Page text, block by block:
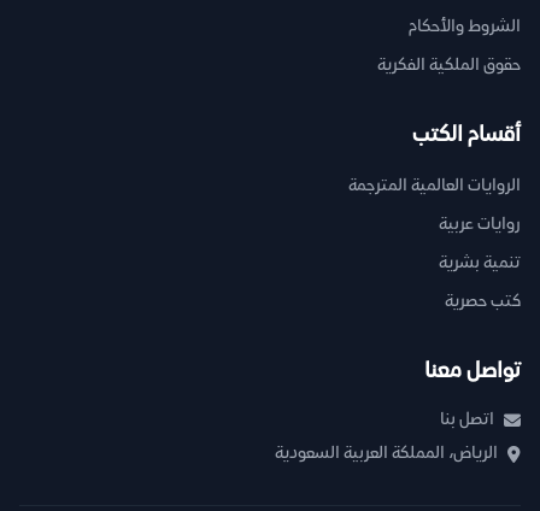
الشروط والأحكام
حقوق الملكية الفكرية
أقسام الكتب
الروايات العالمية المترجمة
روايات عربية
تنمية بشرية
كتب حصرية
تواصل معنا
اتصل بنا
الرياض، المملكة العربية السعودية